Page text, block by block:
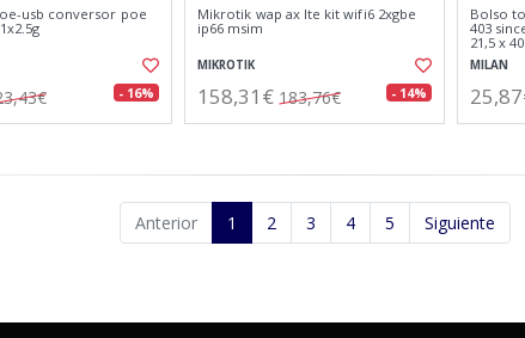
usb conversor poe
- 16%
Mikrotik wap ax lte kit wifi6 2xgbe
ip66 msim
MIKROTIK
158,31€ 183,76€ - 14%
Bolso
403
21,5 x
MILAN
Anterior 1 2 3 4 5 Siguiente